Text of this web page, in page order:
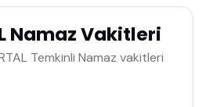
Namaz Vakitleri
Temkinli Namaz vakitleri